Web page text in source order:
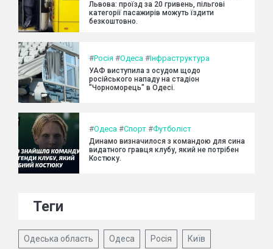
Львова: проїзд за 20 гривень, пільгові
категорії пасажирів можуть їздити
безкоштовно.
#Росія #Одеса #Інфраструктура
УАФ виступила з осудом щодо
російського нападу на стадіон
"Чорноморець" в Одесі.
#Одеса #Спорт #Футболіст
Динамо визначилося з командою для сина
видатного гравця клубу, який не потрібен
Костюку.
Теги
Одеська область Одеса Росія Київ